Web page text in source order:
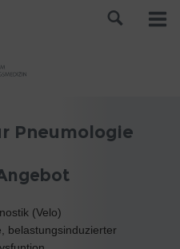
Pneumologie
(Velo)
belastungsinduzierter